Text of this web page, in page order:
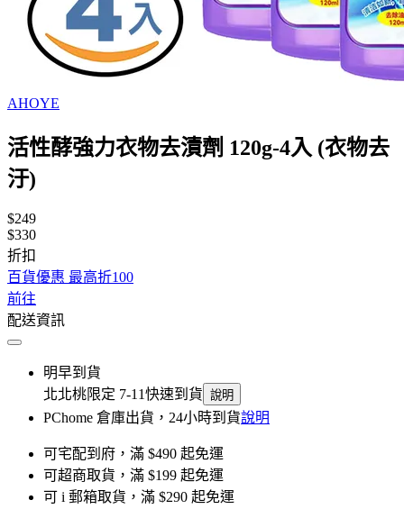
AHOYE
活性酵強力衣物去漬劑 120g-4入 (衣物去
汙)
$249
$330
折扣
百貨優惠 最高折100
前往
配送資訊
明早到貨
北北桃限定 7-11快速到貨 說明
PChome 倉庫出貨，24小時到貨說明
可宅配到府，滿 $490 起免運
可超商取貨，滿 $199 起免運
可 i 郵箱取貨，滿 $290 起免運